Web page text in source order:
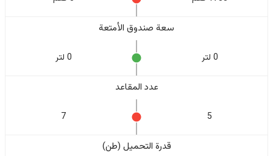
سعة صندوق الأمتعة
0 لتر 0 لتر
عدد المقاعد
5
7
قدرة التحميل (طن)